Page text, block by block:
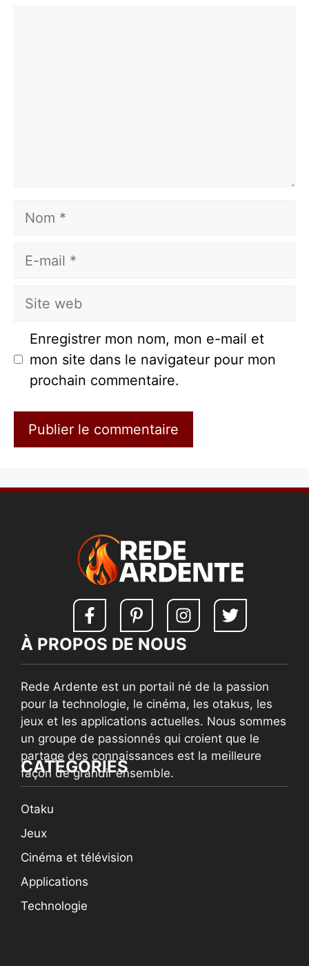
Nom
E-
Site
Enregistrer mon nom, mon e-mail et
mon site dans le navigateur pour mon
prochain commentaire.
À PROPOS DE NOUS
Rede Ardente est un portail né de la passion
pour la technologie, le cinéma, les otakus, les
jeux et les applications actuelles. Nous sommes
un groupe de passionnés qui croient que le
partage des connaissances est la meilleure
façon de grandir ensemble.
CATEGORIES
Otaku
Jeux
Cinéma et télévision
Applications
Technologie